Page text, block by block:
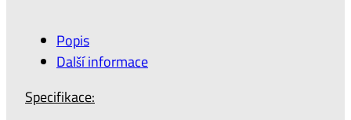
Popis
Další informace
Specifikace: